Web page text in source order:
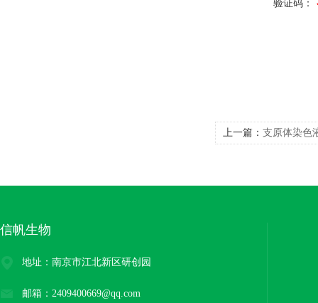
验证码：
上一篇： 支原体染色
信帆生物
地址：南京市江北新区研创园
邮箱：2409400669@qq.com